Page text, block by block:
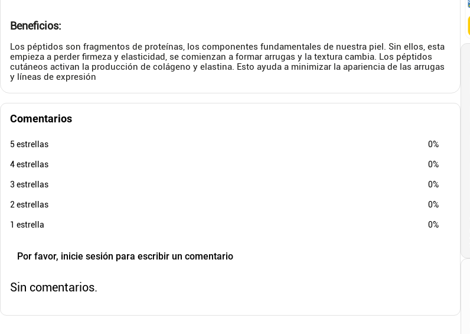
Beneficios:
Los péptidos son fragmentos de proteínas, los componentes fundamentales de nuestra piel. Sin ellos, esta
empieza a perder firmeza y elasticidad, se comienzan a formar arrugas y la textura cambia. Los péptidos
cutáneos activan la producción de colágeno y elastina. Esto ayuda a minimizar la apariencia de las arrugas
y líneas de expresión
Comentarios
5 estrellas 0%
4 estrellas 0%
3 estrellas 0%
2 estrellas 0%
1 estrella 0%
Por favor, inicie sesión para escribir un comentario
Sin comentarios.